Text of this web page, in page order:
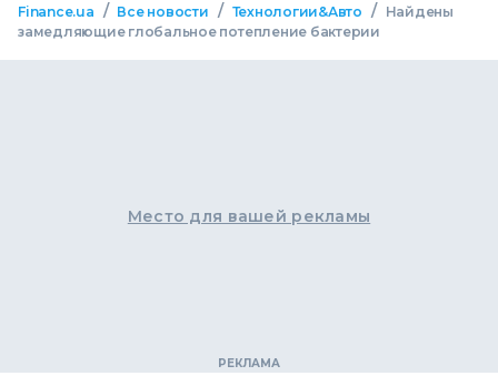
Finance.ua / Все новости / Технологии&Авто /
Найдены
замедляющие глобальное потепление бактерии
Место для вашей рекламы